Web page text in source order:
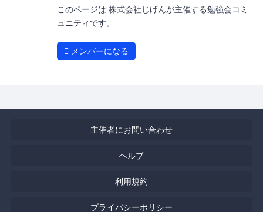
このページは 株式会社じげんが主催する勉強会コミ
ュニティです。
メンバーになる
主催者にお問い合わせ
ヘルプ
利用規約
プライバシーポリシー